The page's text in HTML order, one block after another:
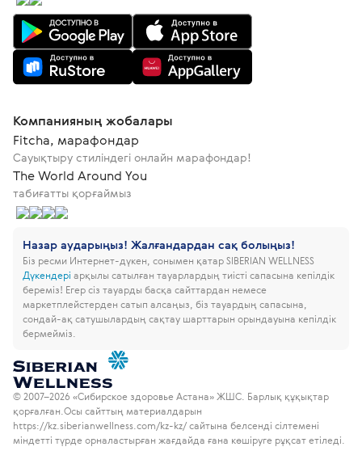
Компанияның жобалары
Fitcha, марафондар
Сауықтыру стиліндегі онлайн марафондар!
The World Around You
табиғатты қорғаймыз
Назар аударыңыз! Жалғандардан сақ болыңыз!
Біз ресми Интернет-дүкен, сонымен қатар SIBERIAN WELLNESS
Дүкендері арқылы сатылған тауарлардың тиісті сапасына кепілдік
береміз! Егер сіз тауарды басқа сайттардан немесе
маркетплейстерден сатып алсаңыз, біз тауардың сапасына,
сондай-ақ сатушылардың сақтау шарттарын орындауына кепілдік
бермейміз.
© 2007–2026 «Сибирское здоровье Астана» ЖШС. Барлық құқықтар
қорғалған. Осы сайттың материалдарын
https://kz.siberianwellness.com/kz-kz/ сайтына белсенді сілтемені
міндетті түрде орналастырған жағдайда ғана көшіруге рұқсат етіледі.